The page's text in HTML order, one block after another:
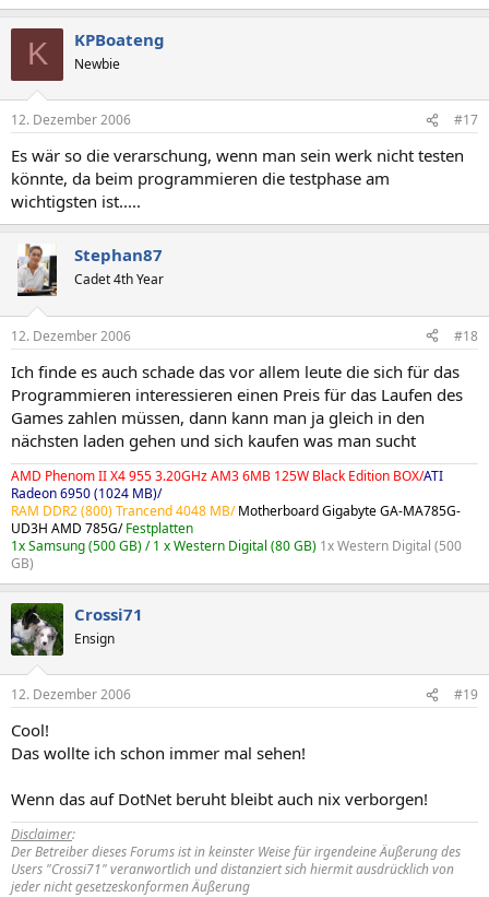
K KPBoateng
Newbie
12. Dezember 2006 #17
Es wär so die verarschung, wenn man sein werk nicht testen
könnte, da beim programmieren die testphase am
wichtigsten ist.....
Stephan87
Cadet 4th Year
12. Dezember 2006 #18
Ich finde es auch schade das vor allem leute die sich für das
Programmieren interessieren einen Preis für das Laufen des
Games zahlen müssen, dann kann man ja gleich in den
nächsten laden gehen und sich kaufen was man sucht
AMD Phenom II X4 955 3.20GHz AM3 6MB 125W Black Edition BOX/ATI
Radeon 6950 (1024 MB)/
RAM DDR2 (800) Trancend 4048 MB/ Motherboard Gigabyte GA-MA785G-
UD3H AMD 785G/ Festplatten
1x Samsung (500 GB) / 1 x Western Digital (80 GB) 1x Western Digital (500
GB)
Crossi71
Ensign
12. Dezember 2006 #19
Cool!
Das wollte ich schon immer mal sehen!
Wenn das auf DotNet beruht bleibt auch nix verborgen!
Disclaimer:
Der Betreiber dieses Forums ist in keinster Weise für irgendeine Äußerung des
Users "Crossi71" veranwortlich und distanziert sich hiermit ausdrücklich von
jeder nicht gesetzeskonformen Äußerung